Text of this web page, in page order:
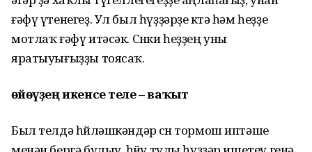
ғәфү үтенегеҙ. Ул был һүҙҙәрҙе көтә һәм һеҙҙе
мотлаҡ ғәфү итәсәк. Сөнки һеҙҙең уны
яратыуығыҙҙы тоясаҡ.
Һөйөүҙең икенсе теле–ваҡыт
Был телдә һөйләшкәндәр өсөн тормош иптәше